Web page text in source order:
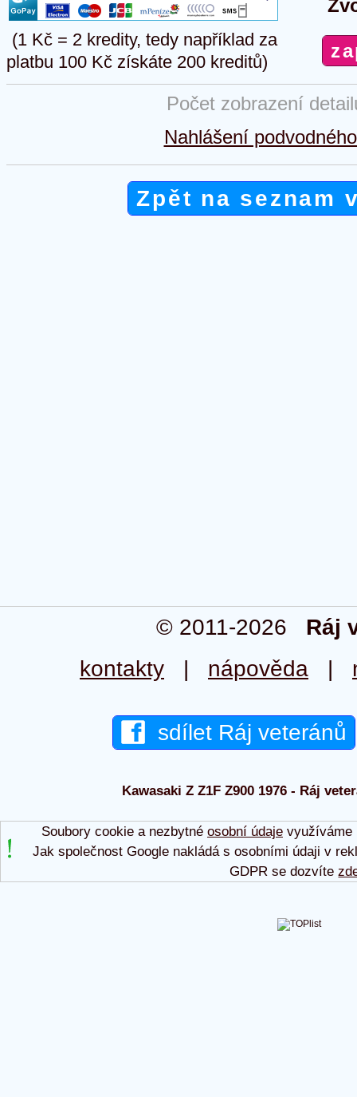
(1 Kč = 2 kredity, tedy například za
platbu 100 Kč získáte 200 kreditů)
Počet zobrazení
Nahlášení
Zpět na seznam
© 2011-2026 Ráj
kontakty | nápověda |
sdílet Ráj veteránů
Kawasaki Z Z1F Z900 1976 - Ráj
Soubory cookie a nezbytné osobní údajevyužíváme
Jak společnost Google nakládá s osobními údaji v
GDPR se dozvíte